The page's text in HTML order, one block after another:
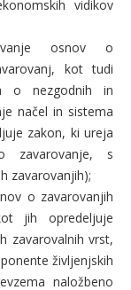
vidikov
osnov o
kot tudi
o nezgodnih in
načel in sistema
zakon, ki ureja
zavarovanje, s
zavarovanjih);
o zavarovanjih
jih opredeljuje
zavarovalnih vrst,
življenjskih
naložbeno